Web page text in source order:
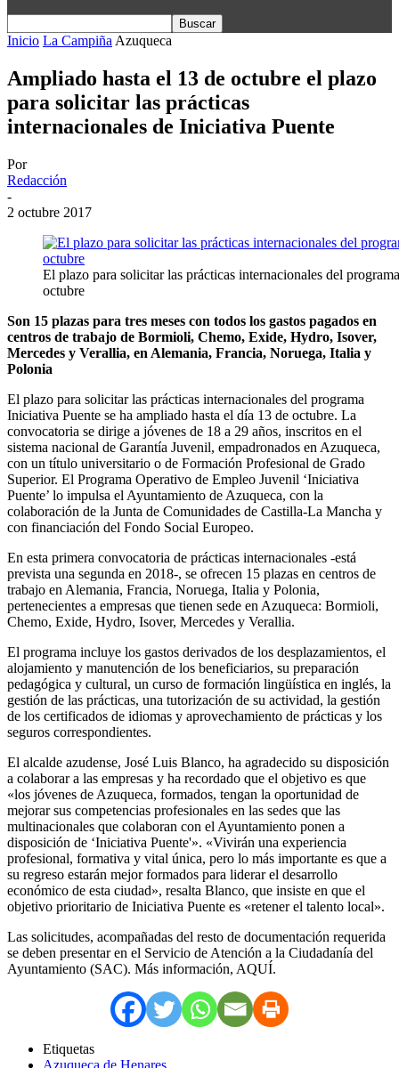
Inicio La Campiña Azuqueca
Ampliado hasta el 13 de octubre el plazo
para solicitar las prácticas
internacionales de Iniciativa Puente
Por
Redacción
-
2 octubre 2017
El plazo para solicitar las prácticas internacionales del
octubre
Son 15 plazas para tres meses con todos los gastos pagados en
centros de trabajo de Bormioli, Chemo, Exide, Hydro, Isover,
Mercedes y Verallia, en Alemania, Francia, Noruega, Italia y
Polonia
El plazo para solicitar las prácticas internacionales del programa
Iniciativa Puente se ha ampliado hasta el día 13 de octubre. La
convocatoria se dirige a jóvenes de 18 a 29 años, inscritos en el
sistema nacional de Garantía Juvenil, empadronados en Azuqueca,
con un título universitario o de Formación Profesional de Grado
Superior. El Programa Operativo de Empleo Juvenil ‘Iniciativa
Puente’ lo impulsa el Ayuntamiento de Azuqueca, con la
colaboración de la Junta de Comunidades de Castilla-La Mancha y
con financiación del Fondo Social Europeo.
En esta primera convocatoria de prácticas internacionales -está
prevista una segunda en 2018-, se ofrecen 15 plazas en centros de
trabajo en Alemania, Francia, Noruega, Italia y Polonia,
pertenecientes a empresas que tienen sede en Azuqueca: Bormioli,
Chemo, Exide, Hydro, Isover, Mercedes y Verallia.
El programa incluye los gastos derivados de los desplazamientos, el
alojamiento y manutención de los beneficiarios, su preparación
pedagógica y cultural, un curso de formación lingüística en inglés, la
gestión de las prácticas, una tutorización de su actividad, la gestión
de los certificados de idiomas y aprovechamiento de prácticas y los
seguros correspondientes.
El alcalde azudense, José Luis Blanco, ha agradecido su disposición
a colaborar a las empresas y ha recordado que el objetivo es que
«los jóvenes de Azuqueca, formados, tengan la oportunidad de
mejorar sus competencias profesionales en las sedes que las
multinacionales que colaboran con el Ayuntamiento ponen a
disposición de ‘Iniciativa Puente'». «Vivirán una experiencia
profesional, formativa y vital única, pero lo más importante es que a
su regreso estarán mejor formados para liderar el desarrollo
económico de esta ciudad», resalta Blanco, que insiste en que el
objetivo prioritario de Iniciativa Puente es «retener el talento local».
Las solicitudes, acompañadas del resto de documentación requerida
se deben presentar en el Servicio de Atención a la Ciudadanía del
Ayuntamiento (SAC). Más información, AQUÍ.
Etiquetas
Azuqueca de Henares